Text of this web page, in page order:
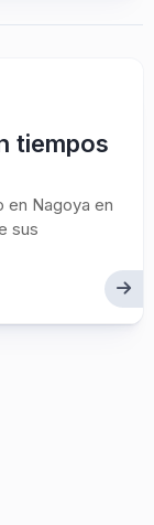
tiempos
en Nagoya en
sus